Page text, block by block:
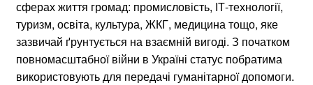
сферах життя громад: промисловість, ІТ-технології,
туризм, освіта, культура, ЖКГ, медицина тощо, яке
зазвичай ґрунтується на взаємній вигоді. З початком
повномасштабної війни в Україні статус побратима
використовують для передачі гуманітарної допомоги.